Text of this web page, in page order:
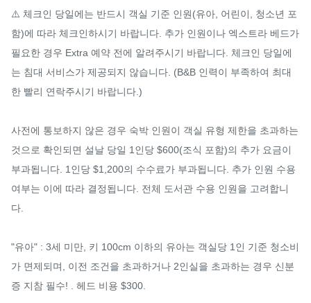
⚠️ 체크인 당일에는 반드시 객실 기준 인원(유아, 어린이, 청소년 포
함)에 따라 체크인하시기 바랍니다. 추가 인원이나 엑스트라 베드가
필요한 경우 Extra 예약 전에 알려주시기 바랍니다. 체크인 당일에
는 침대 서비스가 제공되지 않습니다. (B&B 인력이 부족하여 최대
한 빨리 연락주시기 바랍니다.)
사전에 통보하지 않은 경우 숙박 인원이 객실 유형 제한을 초과하는
것으로 확인되면 설날 당일 1인당 $600(조식 포함)의 추가 요금이
부과됩니다. 1인당 $1,200의 수수료가 부과됩니다. 추가 인원 수용
여부는 이에 따라 결정됩니다. 전체 도서관 수용 인원을 고려합니
다.
"유아" : 3세 미만, 키 100cm 이하의 유아는 객실당 1인 기준 청소비
가 면제되며, 이전 조건을 초과하거나 2인실을 초과하는 경우 신분
증 지참 필수! . 헤드 비용 $300.